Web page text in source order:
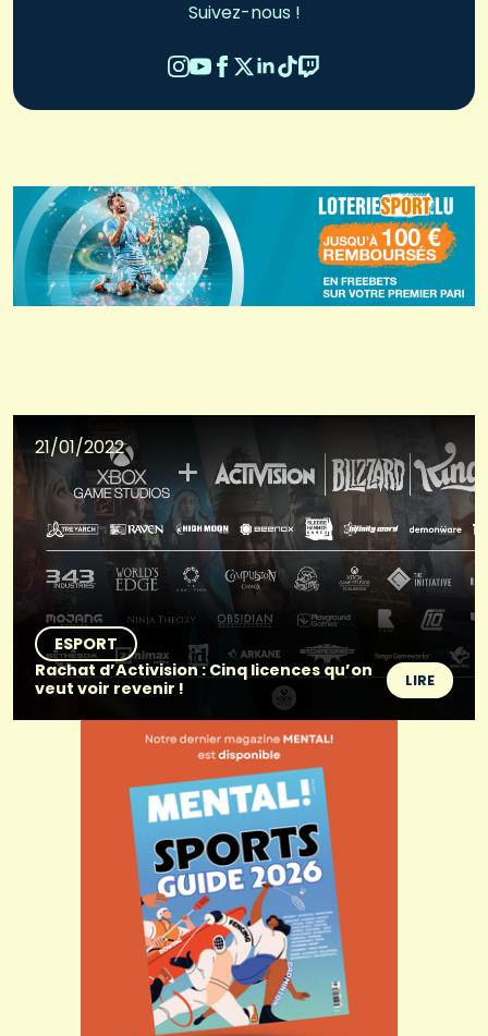
Suivez-nous !
21/01/2022
ESPORT
Rachat d’Activision : Cinq licences qu’on
veut voir revenir !
LIRE